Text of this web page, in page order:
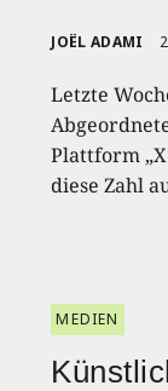
JOËL ADAMI
Letzte
Plattform
diese Zahl
MEDIEN